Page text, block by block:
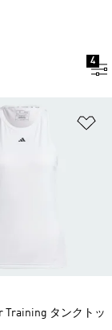
4
トに追加
Training タンクトッ